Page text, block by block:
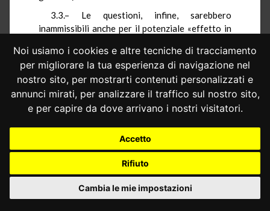
Noi usiamo i cookies e altre tecniche di tracciamento
per migliorare la tua esperienza di navigazione nel
nostro sito, per mostrarti contenuti personalizzati e
annunci mirati, per analizzare il traffico sul nostro sito,
e per capire da dove arrivano i nostri visitatori.
Accetto
Rifiuto
Cambia le mie impostazioni
3.3.– Le questioni, infine, sarebbero
inammissibili anche per il potenziale «effetto in
Sotto tale profilo, la parte denuncia il
contrasto tra l’art. 12 della Convenzione di
Strasburgo e l’art. 25 Cost. La previsione
convenzionale, infatti, sarebbe a tal punto
generica da «non consent[ire] al legislatore
nazionale di […] circoscrivere con chiarezza
l’ambito del penalmente rilevante, ossia il
confine tra le attività di lobbying e le influenze
illecite sull’azione dei titolari di pubbliche
funzioni o esercenti di pubblici servizi». Ne
risulterebbero compromessi «il principio di